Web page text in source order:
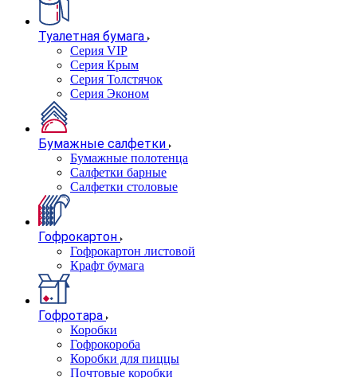
Туалетная бумага
Серия VIP
Серия Крым
Серия Толстячок
Серия Эконом
Бумажные салфетки
Бумажные полотенца
Салфетки барные
Салфетки столовые
Гофрокартон
Гофрокартон листовой
Крафт бумага
Гофротара
Коробки
Гофрокороба
Коробки для пиццы
Почтовые коробки